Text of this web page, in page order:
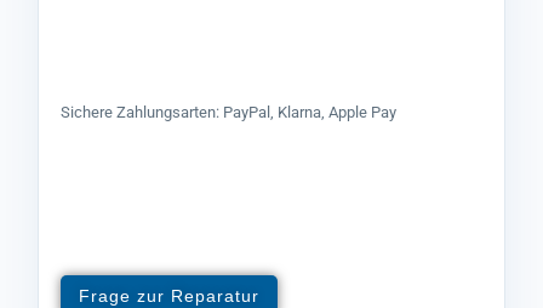
Sichere Zahlungsarten: PayPal, Klarna, Apple Pay
Frage zur Reparatur